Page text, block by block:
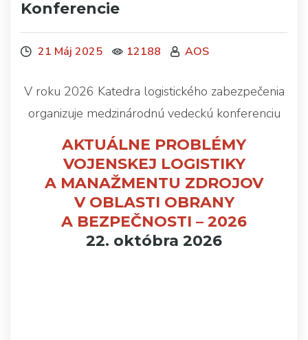
Konferencie
21 Máj 2025 12188 AOS
V roku 2026 Katedra logistického zabezpečenia
organizuje medzinárodnú vedeckú konferenciu
AKTUÁLNE PROBLÉMY
VOJENSKEJ LOGISTIKY
A MANAŽMENTU ZDROJOV
V OBLASTI OBRANY
A BEZPEČNOSTI – 2026
22. októbra 2026